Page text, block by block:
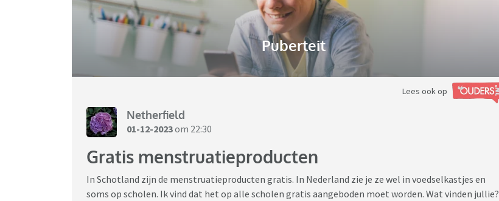
Puberteit
Lees ook op
Netherfield
01-12-2023om 22:30
Gratis menstruatieproducten
In Schotland zijn de menstruatieproducten gratis. In Nederland zie je ze wel in voedselkastjes en
soms op scholen. Ik vind dat het op alle scholen gratis aangeboden moet worden. Wat vinden jullie?